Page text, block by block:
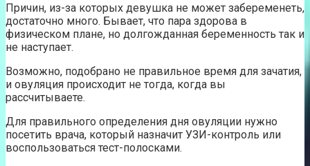
Причин, из-за которых девушка не может забеременеть,
достаточно много. Бывает, что пара здорова в
физическом плане, но долгожданная беременность так и
не наступает.
Возможно, подобрано не правильное время для зачатия,
и овуляция происходит не тогда, когда вы
рассчитываете.
Для правильного определения дня овуляции нужно
посетить врача, который назначит УЗИ-контроль или
воспользоваться тест-полосками.